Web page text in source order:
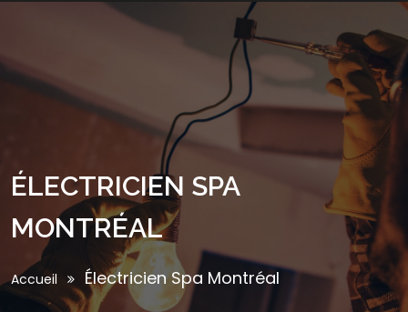
ÉLECTRICIEN SPA
MONTRÉAL
Accueil Électricien Spa Montréal